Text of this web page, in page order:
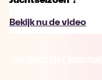
Bekijk nu de video